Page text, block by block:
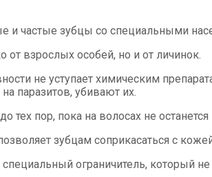
и частые зубцы со специальными
от взрослых особей, но и от личинок.
не уступает химическим
паразитов, убивают их.
пор, пока на волосах не
зубцам соприкасаться с
ограничитель, который